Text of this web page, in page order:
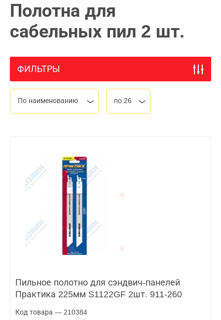
Полотна для
сабельных пил 2 шт.
ФИЛЬТРЫ
По наименованию по 26
Пильное полотно для сэндвич-панелей
Практика 225мм S1122GF 2шт. 911-260
Код товара — 210384